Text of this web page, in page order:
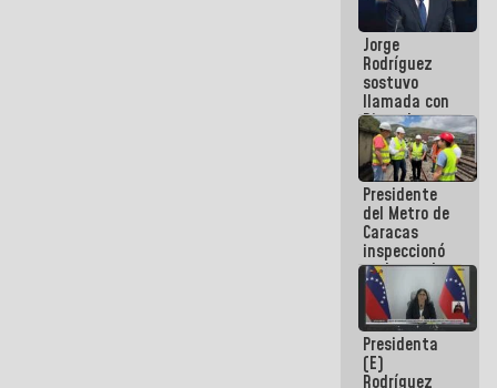
Venezuela"
a servidores
públicos
Jorge
Rodríguez
sostuvo
llamada con
Dinorah
Figuera y
acuerdan
primer
encuentro
presencial
para el
diálogo
Presidente
del Metro de
Caracas
inspeccionó
trabajos de
rehabilitación
y
modernización
de la vía
férrea
Presidenta
(E)
Rodríguez